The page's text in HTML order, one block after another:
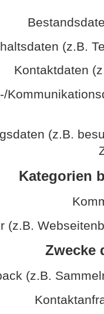
(z.B.
Kontaktdaten
(z.B.
Kategorien
(z.B.
Zwecke
(z.B.